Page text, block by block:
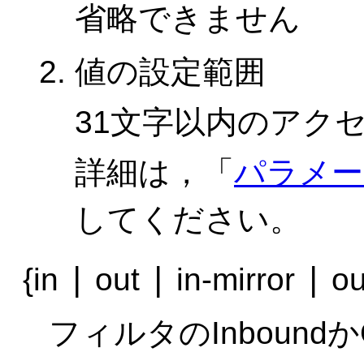
省略できません
値の設定範囲
31文字以内のアク
詳細は，「 パラメ
してください。
{in
out in-mirror
フィルタのInbound